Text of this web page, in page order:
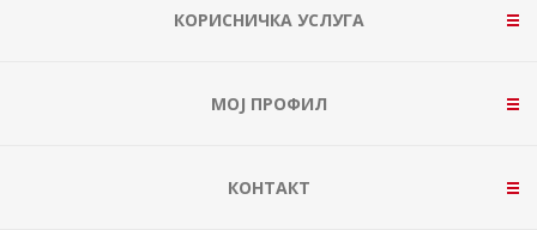
КОРИСНИЧКА УСЛУГА
МОЈ ПРОФИЛ
КОНТАКТ